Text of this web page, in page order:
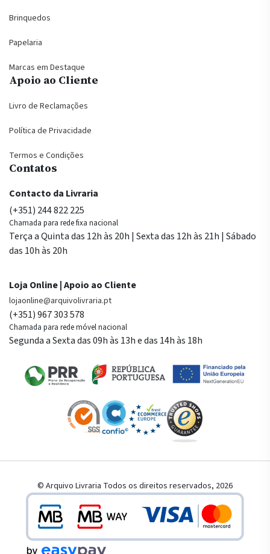
Brinquedos
Papelaria
Marcas em Destaque
Apoio ao Cliente
Livro de Reclamações
Política de Privacidade
Termos e Condições
Contatos
Contacto da Livraria
(+351) 244 822 225
Chamada para rede fixa nacional
Terça a Quinta das 12h às 20h | Sexta das 12h às 21h | Sábado
das 10h às 20h
Loja Online | Apoio ao Cliente
lojaonline@arquivolivraria.pt
(+351) 967 303 578
Chamada para rede móvel nacional
Segunda a Sexta das 09h às 13h e das 14h às 18h
© Arquivo Livraria Todos os direitos reservados, 2026